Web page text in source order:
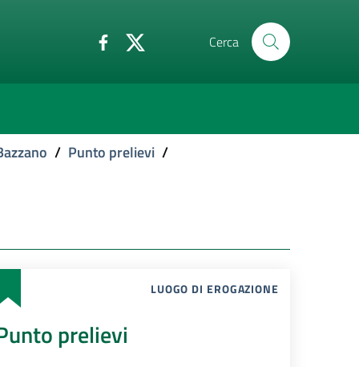
Cerca
/ Punto prelievi /
LUOGO DI EROGAZIONE
prelievi